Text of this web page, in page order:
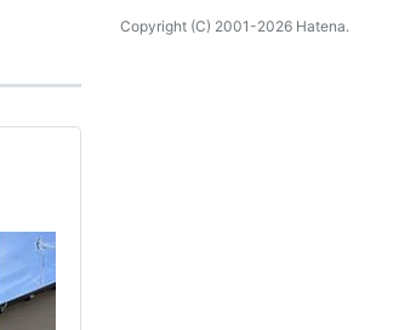
Copyright (C) 2001-2026 Hatena.